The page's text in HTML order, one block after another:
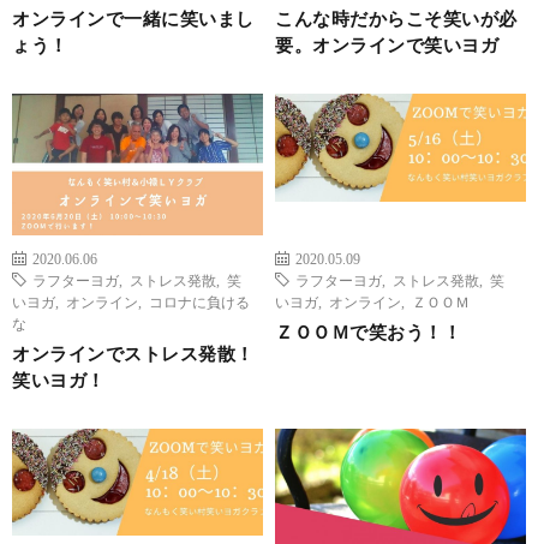
オンラインで一緒に笑いまし
ょう！
こんな時だからこそ笑いが必
要。オンラインで笑いヨガ
2020.06.06
ラフターヨガ
ストレス発散
笑
いヨガ
オンライン
コロナに負ける
な
オンラインでストレス発散！
笑いヨガ！
2020.05.09
ラフターヨガ
ストレス発散
笑
いヨガ
オンライン ＺＯＯＭ
ＺＯＯＭで笑おう！！